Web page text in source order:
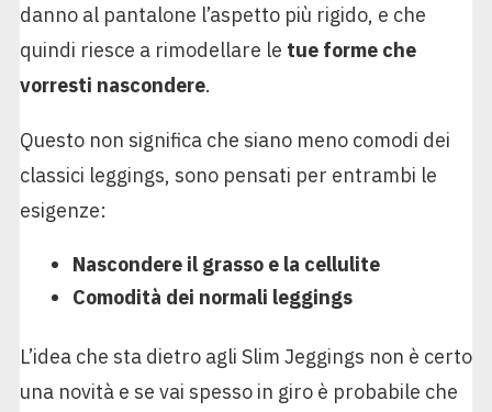
danno al pantalone l’aspetto più rigido, e che
quindi riesce a rimodellare le tue forme che
vorresti nascondere.
Questo non significa che siano meno comodi dei
classici leggings, sono pensati per entrambi le
esigenze:
Nascondere il grasso e la cellulite
Comodità dei normali leggings
L’idea che sta dietro agli Slim Jeggings non è certo
una novità e se vai spesso in giro è probabile che